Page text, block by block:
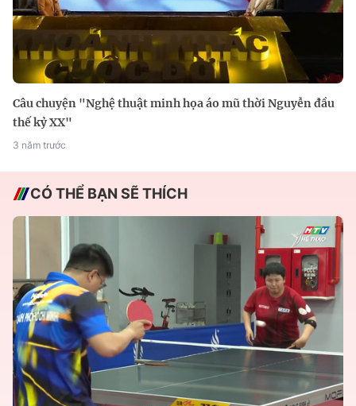
Câu chuyện "Nghệ thuật minh họa áo mũ thời Nguyễn đầu
thế kỷ XX"
3 năm trước
CÓ THỂ BẠN SẼ THÍCH